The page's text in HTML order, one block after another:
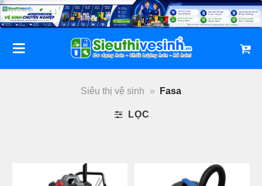
Bỏ
qua
dung
Siêu thị vệ sinh » Fasa
LỌC